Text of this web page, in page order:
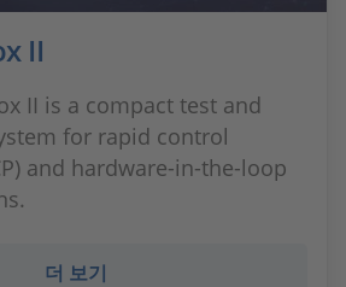
II
II is a compact test and
for rapid control
and hardware-in-the-loop
더 보기